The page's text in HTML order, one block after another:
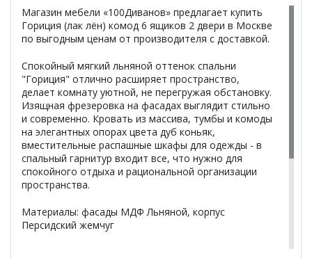
Магазин мебели «100Диванов» предлагает купить
Гориция (лак лён) комод 6 ящиков 2 двери в Москве
по выгодным ценам от производителя с доставкой.
Спокойный мягкий льняной оттенок спальни
"Гориция" отлично расширяет пространство,
делает комнату уютной, не перегружая обстановку.
Изящная фрезеровка на фасадах выглядит стильно
и современно. Кровать из массива, тумбы и комоды
на элегантных опорах цвета дуб коньяк,
вместительные распашные шкафы для одежды - в
спальный гарнитур входит все, что нужно для
спокойного отдыха и рациональной организации
пространства.
Материалы: фасады МДФ Льняной, корпус
Персидский жемчуг